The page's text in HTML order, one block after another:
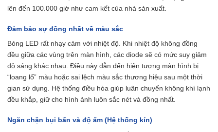
lên đến 100.000 giờ như cam kết của nhà sản xuất.
Đảm bảo sự đồng nhất về màu sắc
Bóng LED rất nhạy cảm với nhiệt độ. Khi nhiệt độ không đồng
đều giữa các vùng trên màn hình, các diode sẽ có mức suy giảm
độ sáng khác nhau. Điều này dẫn đến hiện tượng màn hình bị
“loang lổ” màu hoặc sai lệch màu sắc thương hiệu sau một thời
gian sử dụng. Hệ thống điều hòa giúp luân chuyển không khí lạnh
đều khắp, giữ cho hình ảnh luôn sắc nét và đồng nhất.
Ngăn chặn bụi bẩn và độ ẩm (Hệ thống kín)